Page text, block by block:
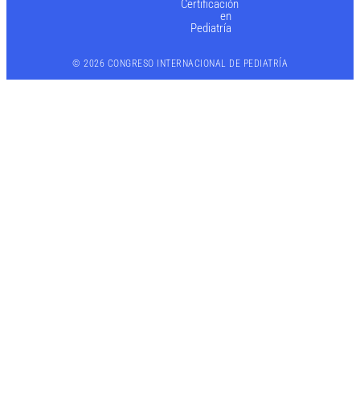
Certificación
en
Pediatría
© 2026 CONGRESO INTERNACIONAL DE PEDIATRÍA